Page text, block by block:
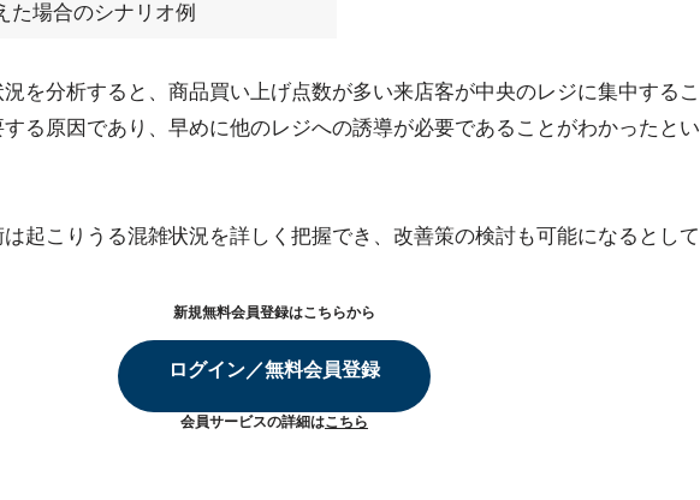
た場合のシナリオ例
を分析すると、商品買い上げ点数が多い来店客が中央のレジに集中するこ
する原因であり、早めに他のレジへの誘導が必要であることがわかったとい
起こりうる混雑状況を詳しく把握でき、改善策の検討も可能になるとして
新規無料会員登録はこちらから
ログイン／無料会員登録
会員サービスの詳細はこちら